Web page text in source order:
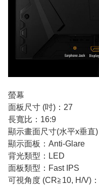
螢幕
面板尺寸 (吋)：27
長寬比：16:9
顯示畫面尺寸(水平x垂直
顯示面板：Anti-Glare
背光類型：LED
面板類型：Fast IPS
可視角度 (CR≧10, H/V)